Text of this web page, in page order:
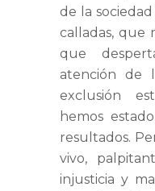
de la
calladas, que
que
atención de
exclusión
hemos
resultados.
vivo,
injusticia y